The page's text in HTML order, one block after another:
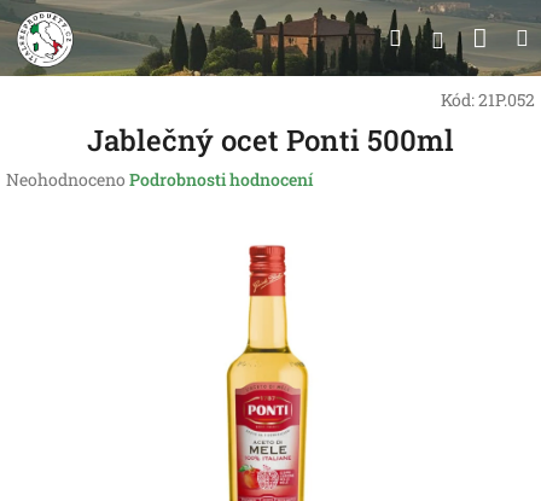
Přejít
na
obsah
Hledat
Kód:21P.052
Jablečný ocet Ponti 500ml
Průměrné
Neohodnoceno Podrobnosti hodnocení